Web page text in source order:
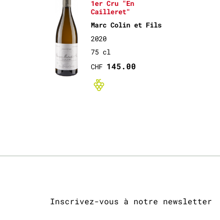
1er Cru "En
Cailleret"
Marc Colin et Fils
2020
75 cl
CHF 145.00
Bio non-
Inscrivez-vous à notre newsletter